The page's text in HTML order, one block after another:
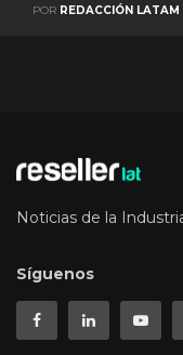
POR REDACCIÓN LATAM
Noticias de la
Síguenos